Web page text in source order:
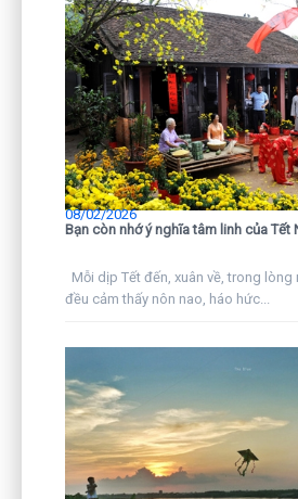
Bạn còn nhớ ý nghĩa tâm linh của Tết
08/02/2026
Mỗi dịp Tết đến, xuân về, trong
đều cảm thấy nôn nao, háo hức...